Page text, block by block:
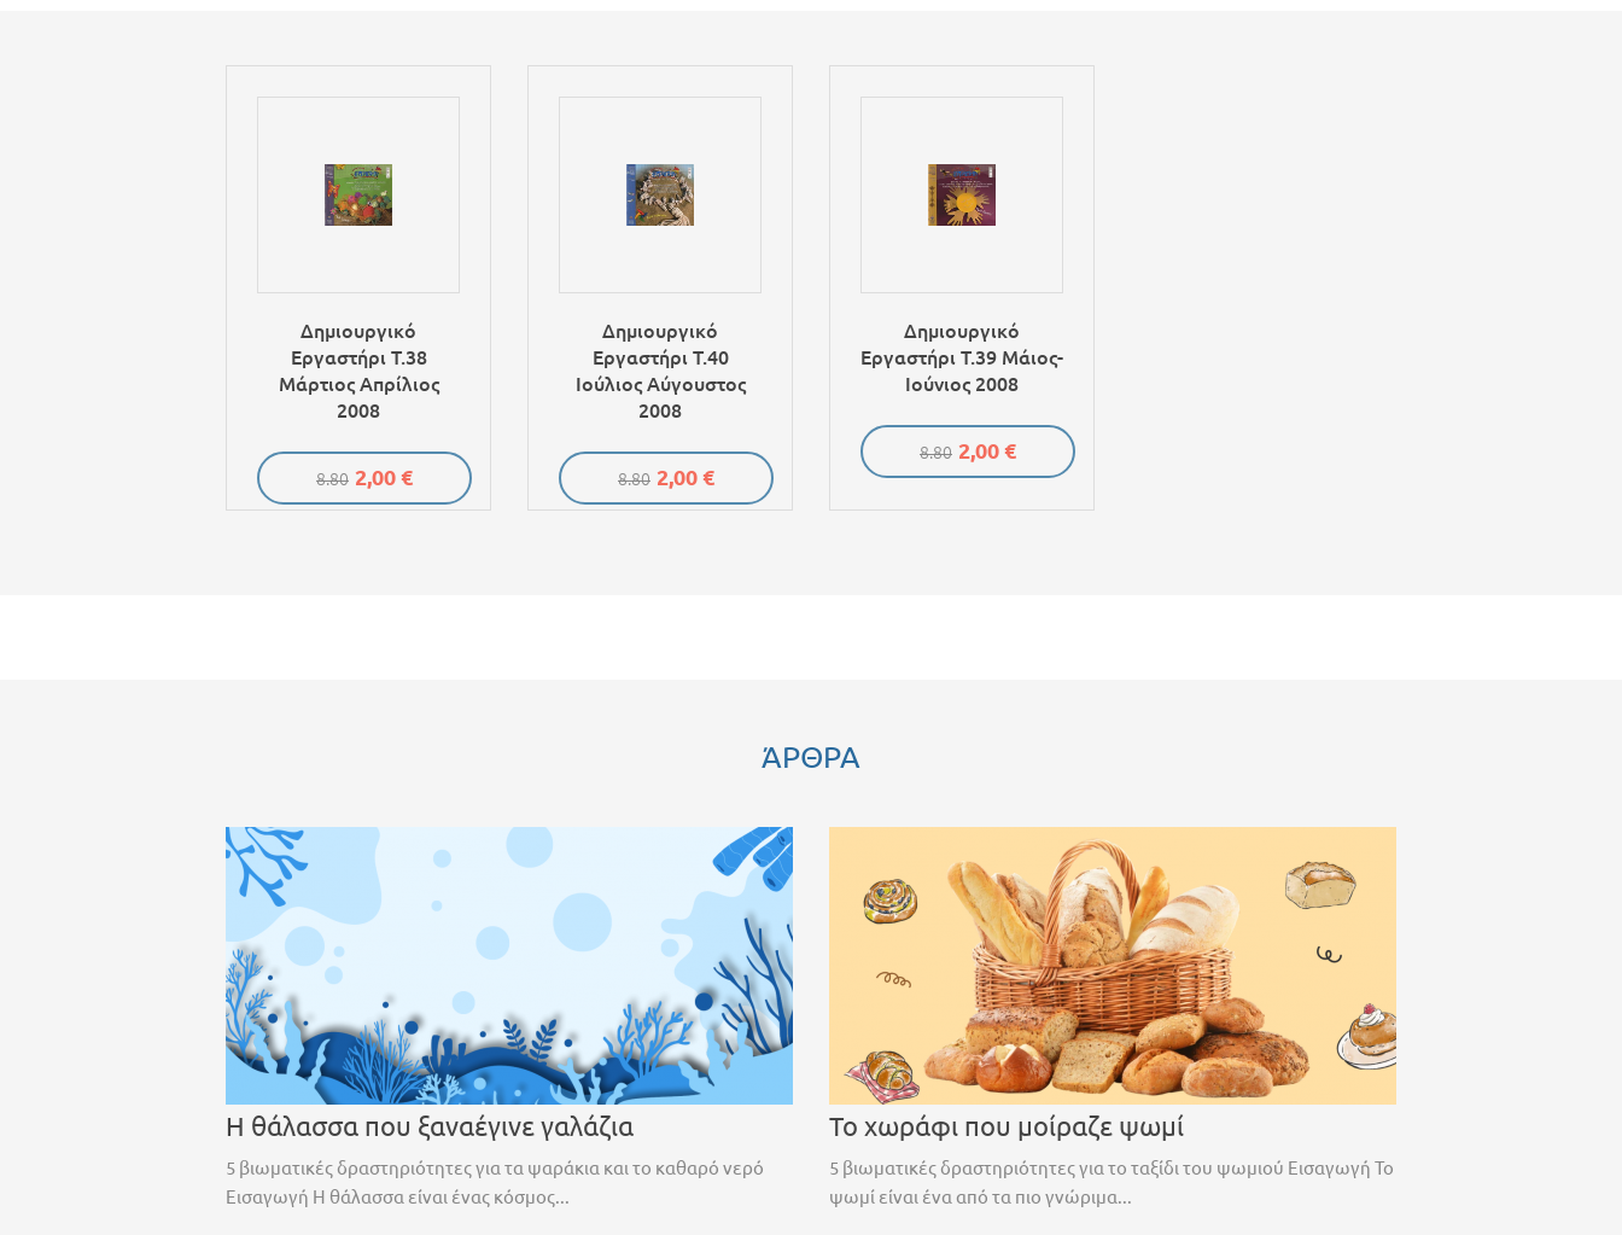
Δημιουργικό
Εργαστήρι Τ.38
Μάρτιος Απρίλιος
2008
8.80 2,00 €
Δημιουργικό
Εργαστήρι Τ.40
Ιούλιος Αύγουστος
2008
8.80 2,00 €
Δημιουργικό
Εργαστήρι Τ.39 Μάιος-
Ιούνιος 2008
8.80 2,00 €
ΆΡΘΡΑ
Η θάλασσα που ξαναέγινε γαλάζια
5 βιωματικές δραστηριότητες για τα ψαράκια και το καθαρό νερό
Εισαγωγή Η θάλασσα είναι ένας κόσμος...
Το χωράφι που μοίραζε ψωμί
5 βιωματικές δραστηριότητες για το ταξίδι του ψωμιού Εισαγωγή Το
ψωμί είναι ένα από τα πιο γνώριμα...